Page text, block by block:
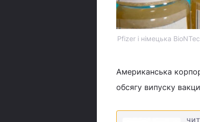
Pfizer і німецька
Американська
обсягу випуску